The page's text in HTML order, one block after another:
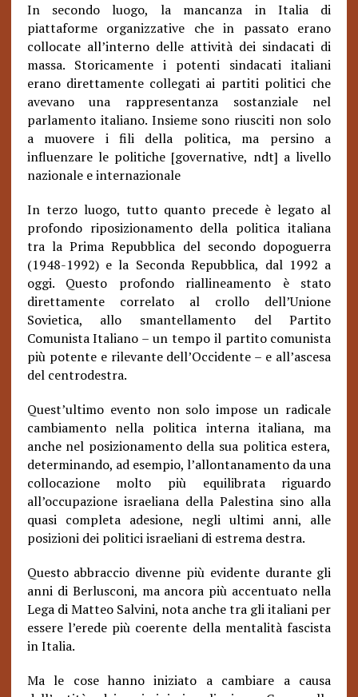
In secondo luogo, la mancanza in Italia di
piattaforme organizzative che in passato erano
collocate all’interno delle attività dei sindacati di
massa. Storicamente i potenti sindacati italiani
erano direttamente collegati ai partiti politici che
avevano una rappresentanza sostanziale nel
parlamento italiano. Insieme sono riusciti non solo
a muovere i fili della politica, ma persino a
influenzare le politiche [governative, ndt] a livello
nazionale e internazionale
In terzo luogo, tutto quanto precede è legato al
profondo riposizionamento della politica italiana
tra la Prima Repubblica del secondo dopoguerra
(1948-1992) e la Seconda Repubblica, dal 1992 a
oggi. Questo profondo riallineamento è stato
direttamente correlato al crollo dell’Unione
Sovietica, allo smantellamento del Partito
Comunista Italiano – un tempo il partito comunista
più potente e rilevante dell’Occidente – e all’ascesa
del centrodestra.
Quest’ultimo evento non solo impose un radicale
cambiamento nella politica interna italiana, ma
anche nel posizionamento della sua politica estera,
determinando, ad esempio, l’allontanamento da una
collocazione molto più equilibrata riguardo
all’occupazione israeliana della Palestina sino alla
quasi completa adesione, negli ultimi anni, alle
posizioni dei politici israeliani di estrema destra.
Questo abbraccio divenne più evidente durante gli
anni di Berlusconi, ma ancora più accentuato nella
Lega di Matteo Salvini, nota anche tra gli italiani per
essere l’erede più coerente della mentalità fascista
in Italia.
Ma le cose hanno iniziato a cambiare a causa